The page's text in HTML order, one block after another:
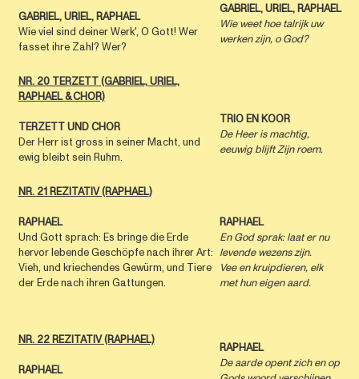
GABRIEL, URIEL, RAPHAEL
Wie viel sind deiner Werk', O Gott! Wer
fasset ihre Zahl? Wer?
GABRIEL, URIEL, RAPHAEL
Wie weet hoe talrijk uw
werken zijn, o God?
NR. 20 TERZETT (GABRIEL, URIEL,
RAPHAEL & CHOR)
TERZETT UND CHOR
Der Herr ist gross in seiner Macht, und
ewig bleibt sein Ruhm.
TRIO EN KOOR
De Heer is machtig,
eeuwig blijft Zijn roem.
NR. 21 REZITATIV (RAPHAEL)
RAPHAEL
Und Gott sprach: Es bringe die Erde
hervor lebende Geschöpfe nach ihrer Art:
Vieh, und kriechendes Gewürm, und Tiere
der Erde nach ihren Gattungen.
RAPHAEL
En God sprak: laat er nu
levende wezens zijn.
Vee en kruipdieren, elk
met hun eigen aard.
NR. 22 REZITATIV (RAPHAEL)
RAPHAEL
RAPHAEL
De aarde opent zich en op